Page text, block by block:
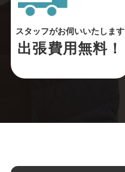
スタッフがお伺いいたします
出張費用無料！